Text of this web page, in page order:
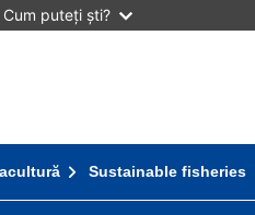
Cum puteți ști?
Sustainable fisheries